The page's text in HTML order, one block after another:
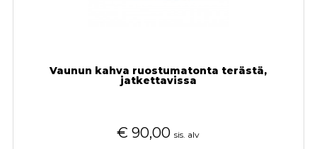
Vaunun kahva ruostumatonta terästä,
jatkettavissa
€ 90,00 sis. alv